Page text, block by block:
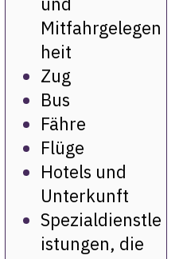
Mitfahrgelegen
heit
Zug
Bus
Fähre
Flüge
Hotels und
Unterkunft
Spezialdienstle
istungen, die